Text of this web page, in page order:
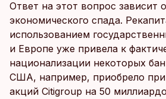
Ответ на этот вопрос зависит
экономического спада.
использованием
и Европе уже привела к
национализации некоторых
США, например, приобрело
акций Citigroup на 50